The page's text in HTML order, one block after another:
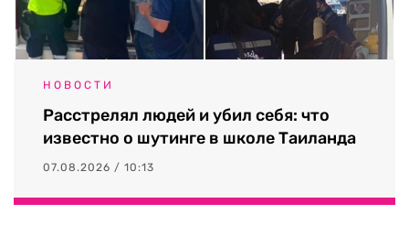
НОВОСТИ
Расстрелял людей и убил себя: что
известно о шутинге в школе Таиланда
07.08.2026 / 10:13